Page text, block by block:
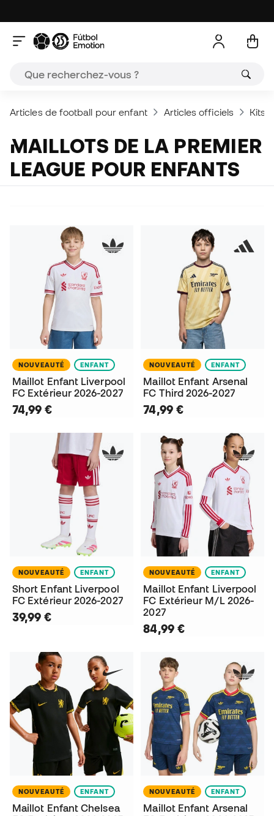
Articles de football pour enfant Articles officiels Kits,
MAILLOTS DE LA PREMIER
LEAGUE POUR ENFANTS
NOUVEAUTÉ ENFANT
Maillot Enfant Liverpool
FC Extérieur 2026-2027
74,99 €
NOUVEAUTÉ ENFANT
Maillot Enfant Arsenal
FC Third 2026-2027
74,99 €
NOUVEAUTÉ ENFANT
Short Enfant Liverpool
FC Extérieur 2026-2027
39,99 €
NOUVEAUTÉ ENFANT
Maillot Enfant Liverpool
FC Extérieur M/L 2026-
2027
84,99 €
NOUVEAUTÉ ENFANT
Maillot Enfant Chelsea
NOUVEAUTÉ ENFANT
Maillot Enfant Arsenal